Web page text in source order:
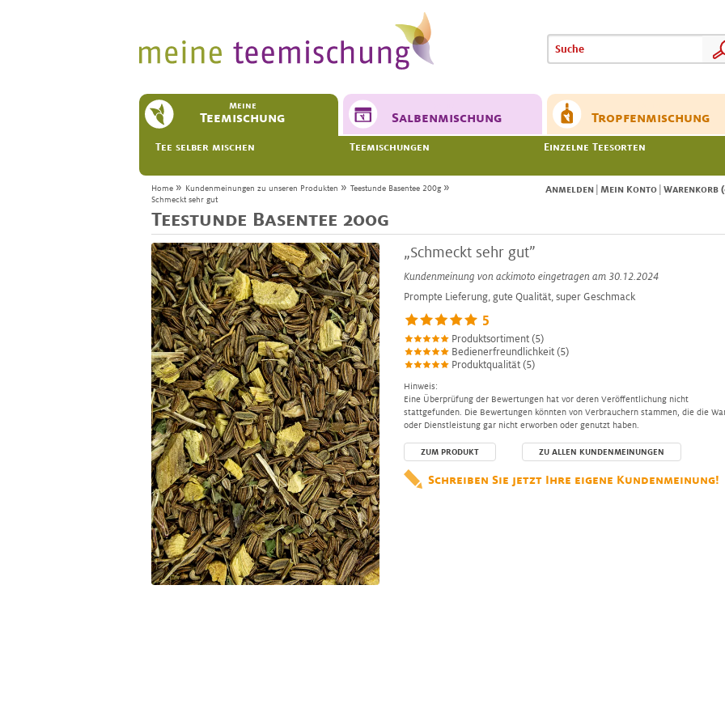
Meine
Teemischung
Tee selber mischen Teemischungen Einzelne Teesorten
Salbenmischung Tropfenmischung
Home » Kundenmeinungen zu unseren Produkten » Teestunde Basentee 200g »
Schmeckt sehr gut
Warenkorb
Mein Konto
Anmelden
Teestunde Basentee 200g
„Schmeckt sehr gut”
Kundenmeinung vonackimoto eingetragen am 30.12.2024
Prompte Lieferung, gute Qualität, super Geschmack
5
Produktsortiment (5)
Bedienerfreundlichkeit (5)
Produktqualität (5)
Hinweis:
Eine Überprüfung der Bewertungen hat vor deren Veröffentlichung nicht
stattgefunden. Die Bewertungen könnten von Verbrauchern stammen, die die
oder Dienstleistung gar nicht erworben oder genutzt haben.
ZUM PRODUKT ZU ALLEN KUNDENMEINUNGEN
Schreiben Sie jetzt Ihre eigene Kundenmeinung!